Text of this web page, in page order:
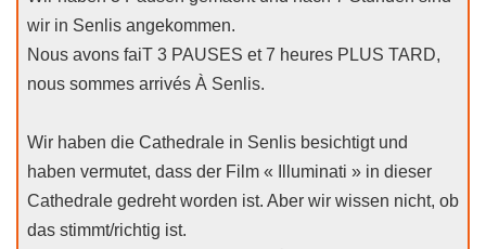
wir in Senlis angekommen.
Nous avons faiT 3 PAUSES et 7 heures PLUS TARD,
nous sommes arrivés À Senlis.
Wir haben die Cathedrale in Senlis besichtigt und
haben vermutet, dass der Film « Illuminati » in dieser
Cathedrale gedreht worden ist. Aber wir wissen nicht, ob
das stimmt/richtig ist.